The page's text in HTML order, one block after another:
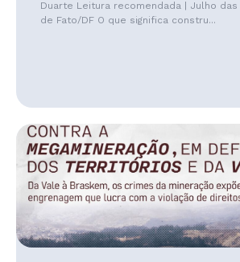
Duarte Leitura recomendada | Julho
de Fato/DF O que significa constru...